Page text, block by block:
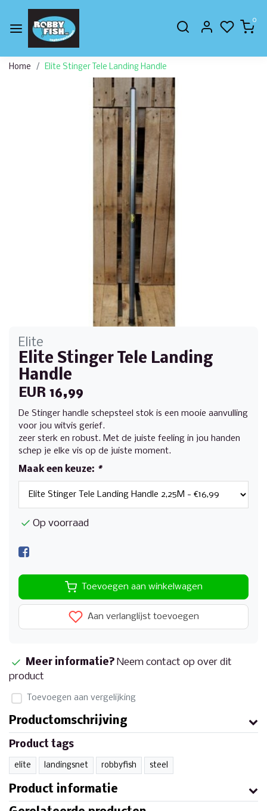
0
Home Elite Stinger Tele Landing Handle
Elite
Elite Stinger Tele Landing
Handle
EUR 16,99
De Stinger handle schepsteel stok is een mooie aanvulling
voor jou witvis gerief.
zeer sterk en robust. Met de juiste feeling in jou handen
schep je elke vis op de juiste moment.
Maak een keuze: *
Op voorraad
Toevoegen aan winkelwagen
Aan verlanglijst toevoegen
Meer informatie? Neem contact op over dit
product
Toevoegen aan vergelijking
Productomschrijving
Product tags
elite landingsnet robbyfish steel
Product informatie